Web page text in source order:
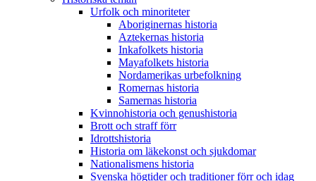
Urfolk och minoriteter
Aboriginernas historia
Aztekernas historia
Inkafolkets historia
Mayafolkets historia
Nordamerikas urbefolkning
Romernas historia
Samernas historia
Kvinnohistoria och genushistoria
Brott och straff förr
Idrottshistoria
Historia om läkekonst och sjukdomar
Nationalismens historia
Svenska högtider och traditioner förr och idag